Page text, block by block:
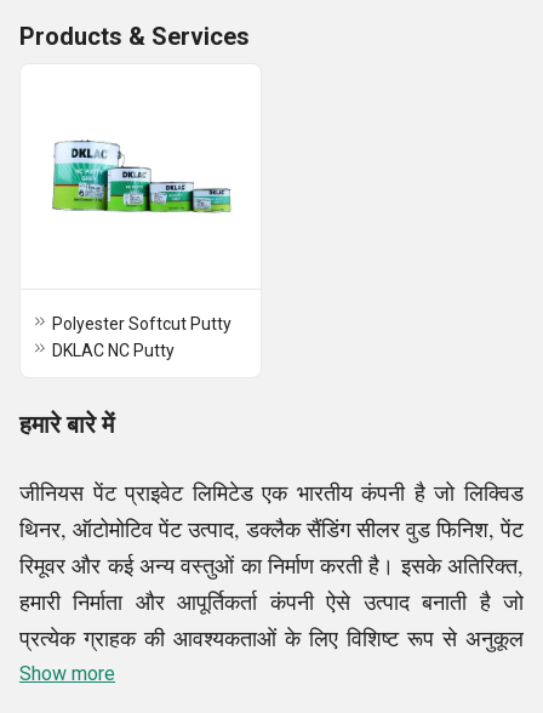
Products & Services
Polyester Softcut Putty
DKLAC NC Putty
हमारे बारे में
जीनियस पेंट प्राइवेट लिमिटेड एक भारतीय कंपनी है जो लिक्विड
थिनर, ऑटोमोटिव पेंट उत्पाद, डक्लैक सैंडिंग सीलर वुड फिनिश, पेंट
रिमूवर और कई अन्य वस्तुओं का निर्माण करती है। इसके अतिरिक्त,
हमारी निर्माता और आपूर्तिकर्ता कंपनी ऐसे उत्पाद बनाती है जो
प्रत्येक ग्राहक की आवश्यकताओं के लिए विशिष्ट रूप से अनुकूल
होते हैं। हमने शीर्ष स्तर के सामान और नवीन समाधानों की पेशकश
Show more